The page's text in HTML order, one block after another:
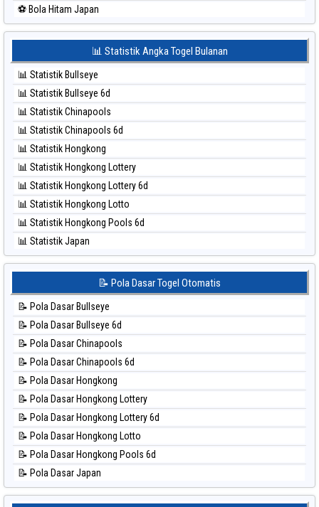
⚽ Bola Merah Sydney Lotto
⚽ Bola Merah Sydney Pools 6d
⚽ Bola Merah Taipei
⚽ Bola Merah Taiwan
⚽ Bola Hitam Japan
⚽ Bola Hitam Japan 6d
⚽ Bola Hitam Korea
⚽ Bola Hitam Kuda Lari
⚽ Bola Hitam Magnum Cambodia
⚽ Bola Hitam Nagoya
⚽ Bola Hitam North Carolina Day
⚽ Bola Hitam Pcso
⚽ Bola Hitam Sao Paulo
⚽ Bola Hitam Singapore
⚽ Bola Hitam Sydney
⚽ Bola Hitam Sydney Lottery
⚽ Bola Hitam Sydney Lottery 6d
⚽ Bola Hitam Sydney Lotto
⚽ Bola Hitam Sydney Pools 6d
⚽ Bola Hitam Taiwan
📊 Statistik Angka Togel Bulanan
📊 Statistik Bullseye
📊 Statistik Bullseye 6d
📊 Statistik Chinapools
📊 Statistik Chinapools 6d
📊 Statistik Hongkong
📊 Statistik Hongkong Lottery
📊 Statistik Hongkong Lottery 6d
📊 Statistik Hongkong Lotto
📊 Statistik Hongkong Pools 6d
📊 Statistik Japan
📊 Statistik Japan 6d
📊 Statistik Kuda Lari
📊 Statistik Magnum Cambodia
📊 Statistik Nagoya
📊 Statistik New York Midday
📊 Statistik North Carolina Day
📊 Statistik Pcso
📊 Statistik Pennsylvania Day
📊 Statistik Sao Paulo
📊 Statistik Singapore
📊 Statistik Sydney
📊 Statistik Sydney Lottery
📊 Statistik Sydney Lottery 6d
📝 Pola Dasar Togel Otomatis
📝 Pola Dasar Bullseye
📝 Pola Dasar Bullseye 6d
📝 Pola Dasar Chinapools
📝 Pola Dasar Chinapools 6d
📝 Pola Dasar Hongkong
📝 Pola Dasar Hongkong Lottery
📝 Pola Dasar Hongkong Lottery 6d
📝 Pola Dasar Hongkong Lotto
📝 Pola Dasar Hongkong Pools 6d
📝 Pola Dasar Japan
📝 Pola Dasar Japan 6d